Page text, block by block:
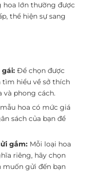
hoa lớn thường được
thể hiện sự sang
gái: Để chọn được
tìm hiểu về sở thích
và phong cách.
hoa có mức giá
sách của bạn để
gắm: Mỗi loại hoa
riêng, hãy chọn
muốn gửi đến bạn